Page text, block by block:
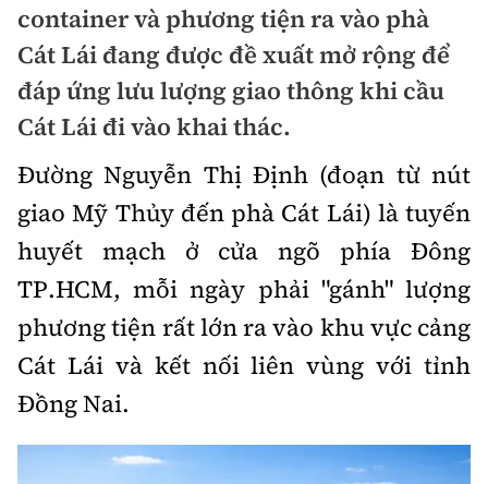
Chuyện dọc đường
Cải chính
Quy hoạch kiến trúc
Vật liệu xây dựng
Giám định chất lượng
Quản lý đô thị
Quản lý
Đường bộ
Hàng không
Đường sắt
Đăng kiểm
Đường sắt tốc độ cao
Đường thủy
Hàng hải
Đường sắt đô thị
Kinh tế
Thị trường
Chứng khoán
Bảo hiểm
Doanh nghiệp
Pháp luật
Thanh tra
An ninh hình sự
Điều tra
Pháp đình
Hỏi - Đáp
An toàn giao thông
Giao thông 24h
ATGT địa phương
Văn hóa giao thông
Lái xe an toàn
Chung tay vì ATGT
Chất lượng sống
Giáo dục
Y tế
Đời sống
Lao động - Công đoàn
Văn hóa - Giải Trí
Văn hóa
Showbiz
Thể thao
Bóng đá
container và phương tiện ra vào phà
Cát Lái đang được đề xuất mở rộng để
đáp ứng lưu lượng giao thông khi cầu
Cát Lái đi vào khai thác.
Đường Nguyễn Thị Định (đoạn từ nút
giao Mỹ Thủy đến phà Cát Lái) là tuyến
huyết mạch ở cửa ngõ phía Đông
TP.HCM, mỗi ngày phải "gánh" lượng
phương tiện rất lớn ra vào khu vực cảng
Cát Lái và kết nối liên vùng với tỉnh
Đồng Nai.